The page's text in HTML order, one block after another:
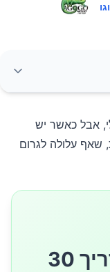
אבל כאשר יש
שאף עלולה לגרום
🎁 קבלו חינם: מדריך 30